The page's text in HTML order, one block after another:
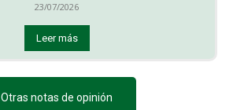
23/07/2026
Leer más
Otras notas de opinión